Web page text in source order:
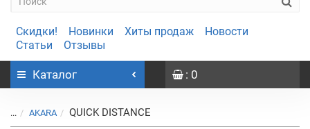
Скидки! Новинки Хиты продаж
Новости
Статьи
Отзывы
Каталог : 0
... AKARA QUICK DISTANCE